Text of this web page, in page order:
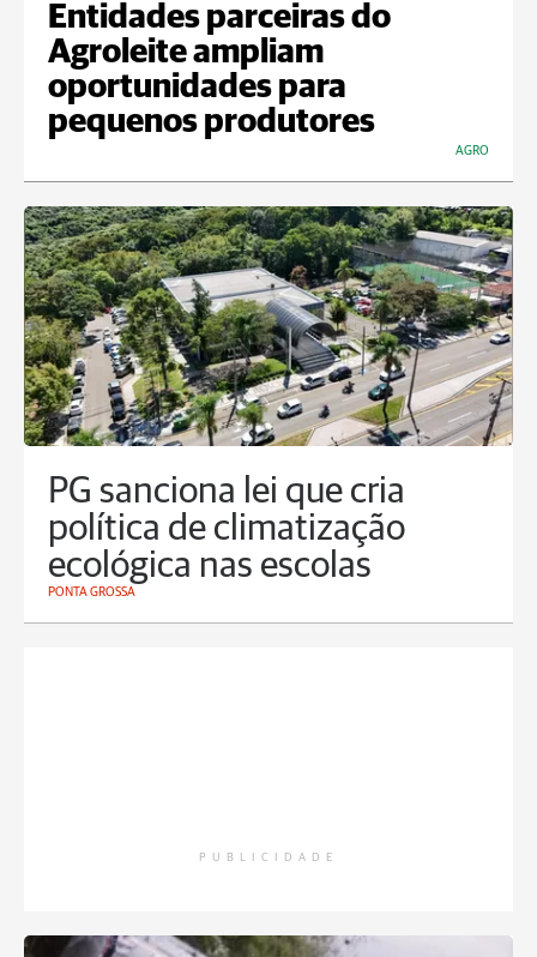
Entidades parceiras do
Agroleite ampliam
oportunidades para
pequenos produtores
AGRO
PG sanciona lei que cria
política de climatização
ecológica nas escolas
PONTA GROSSA
PUBLICIDADE